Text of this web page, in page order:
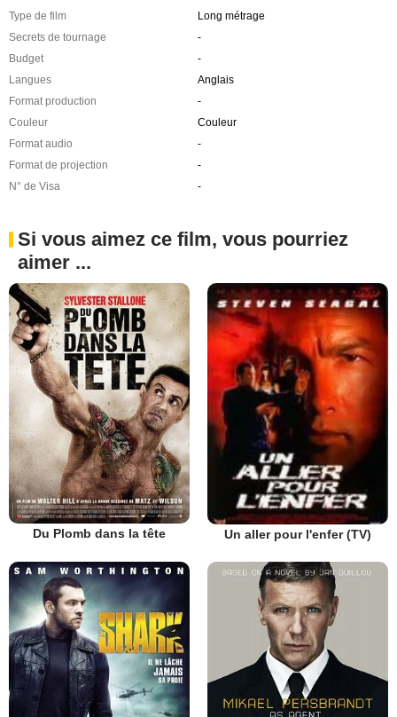
Type de film
Long métrage
Secrets de tournage
-
Budget
-
Langues
Anglais
Format production
-
Couleur
Couleur
Format audio
-
Format de projection
-
N° de Visa
-
Si vous aimez ce film, vous pourriez
aimer ...
Du Plomb dans la tête Un aller pour l'enfer (TV)